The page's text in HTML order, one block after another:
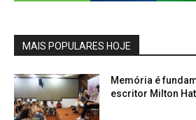
MAIS POPULARES HOJE
Memória é
escritor Milton